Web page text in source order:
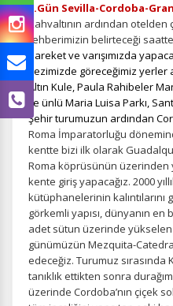
3.Gün Sevilla-Cordoba-
Kahvaltının ardından otelden
rehberimizin belirteceği
hareket ve varışımızda
gezimizde göreceğimiz yerler
Altın Kule, Paula Rahibeler
ile ünlü Maria Luisa Parkı,
Şehir turumuzun ardından
Roma İmparatorluğu
kentte bizi ilk olarak
Roma köprüsünün üzerinden
kente giriş yapacağız. 2000
kütüphanelerinin
görkemli yapısı, dünyanın
adet sütun üzerinde
günümüzün Mezquita-
edeceğiz. Turumuz sırasında
tanıklık ettikten sonra
üzerinde Cordoba’nın çiçek